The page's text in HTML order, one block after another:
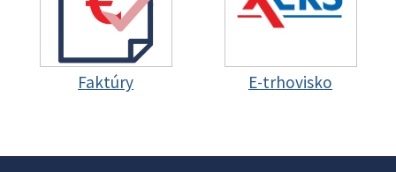
Faktúry E-trhovisko